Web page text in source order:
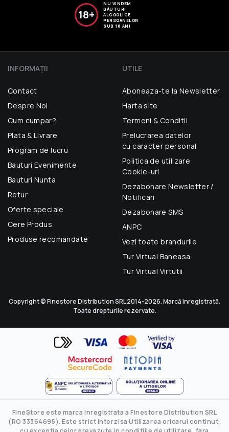
18+
NU VINDEM
BĂUTURI
ALCOOLICE
PERSOANELOR
SUB 18 ANI
INFORMAŢII
Contact
Despre Noi
Cum cumpar?
Plata & Livrare
Program de lucru
Bauturi Evenimente
Bauturi Nunta
Retur
Oferte speciale
Cere Produs
Produse recomandate
UTILE
Aboneaza-te la Newsletter
Harta site
Termeni & Conditii
Prelucrarea datelor
cu caracter personal
Politica de utilizare
Cookie-uri
Dezabonare Newsletter /
Notificari
Dezabonare SMS
ANPC
Vezi toate brandurile
Tur Virtual Baneasa
Tur Virtual Virtutii
Copyright © Finestore Distribution SRL 2014-2026. Marcă inregistrată.
Toate drepturile rezervate.
FineStore este marca inregistrata a Finestore Distribution SRL
(RO 33364695). Este strict interzisa Utilizarea oricarui continut,